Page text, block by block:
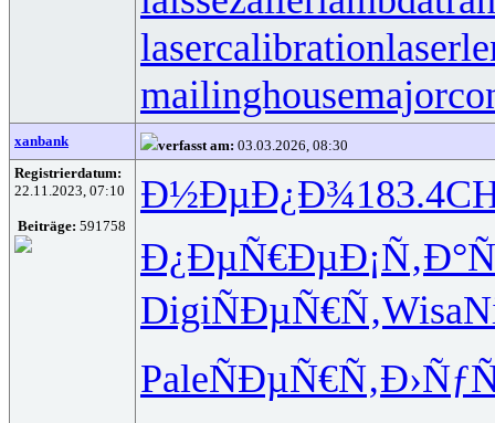
lasercalibration
mailinghouse
xanbank verfasst am: 03.03.2026, 08:30
Registrierdatum:
22.11.2023, 07:10
Beiträge: 591758
Ð½ÐµÐ¿Ð¾183.4
Ð¿ÐµÑ€Ðµ
DigiÑÐµÑ€Ñ‚Wisa
PaleÑÐµÑ€Ñ‚